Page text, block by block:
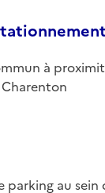
à
parking au